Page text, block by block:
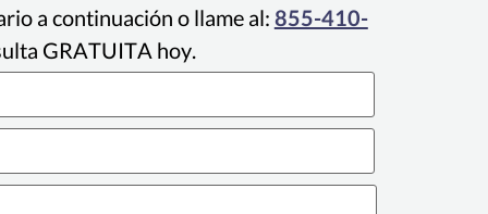
a continuación o llame al: 855-410-
GRATUITA hoy.